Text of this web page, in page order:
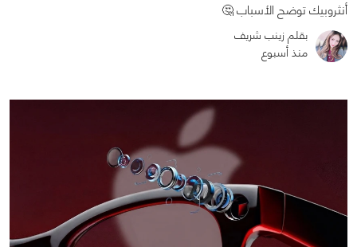
أنثروبيك توضح الأسباب 🤔
بقلم زينب شريف
منذ أسبوع